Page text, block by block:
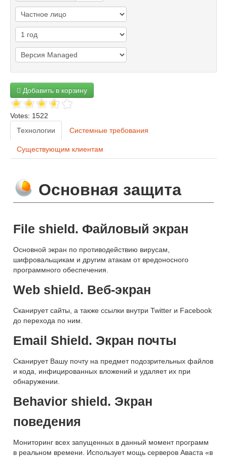
Добавить в корзину
Votes: 1522
Технологии
Системные требования
Существующим клиентам
Основная защита
File shield. Файловый экран
Основной экран по противодействию вирусам,
шифровальщикам и другим атакам от вредоносного
программного обеспечения.
Web shield. Веб-экран
Сканирует сайты, а также ссылки внутри Twitter и Facebook
до перехода по ним.
Email Shield. Экран почты
Сканирует Вашу почту на предмет подозрительных файлов
и кода, инфицированных вложений и удаляет их при
обнаружении.
Behavior shield. Экран
поведения
Мониторинг всех запущенных в данный момент программ
в реальном времени. Использует мощь серверов Аваста «в